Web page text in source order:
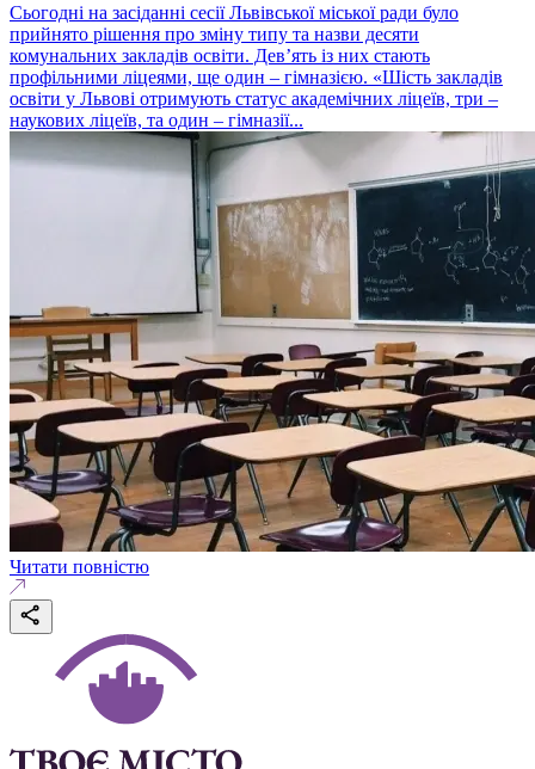
Сьогодні на засіданні сесії Львівської міської ради було
прийнято рішення про зміну типу та назви десяти
комунальних закладів освіти. Дев’ять із них стають
профільними ліцеями, ще один – гімназією. «Шість закладів
освіти у Львові отримують статус академічних ліцеїв, три –
наукових ліцеїв, та один – гімназії...
Читати повністю